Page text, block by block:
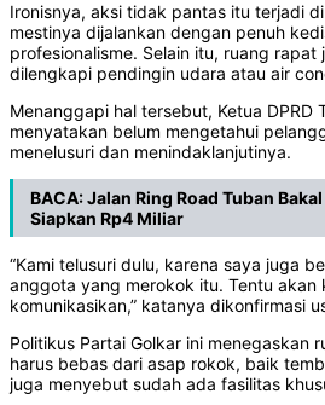
Ironisnya, aksi tidak pantas itu terjadi
mestinya dijalankan dengan penuh
profesionalisme. Selain itu, ruang
dilengkapi pendingin udara atau air
Menanggapi hal tersebut, Ketua DPRD
menyatakan belum mengetahui
menelusuri dan menindaklanjutinya.
BACA:Jalan Ring Road Tuban
Siapkan Rp4 Miliar
“Kami telusuri dulu, karena saya juga
anggota yang merokok itu. Tentu akan
komunikasikan,” katanya dikonfirmasi
Politikus Partai Golkar ini menegaskan
harus bebas dari asap rokok, baik
juga menyebut sudah ada fasilitas